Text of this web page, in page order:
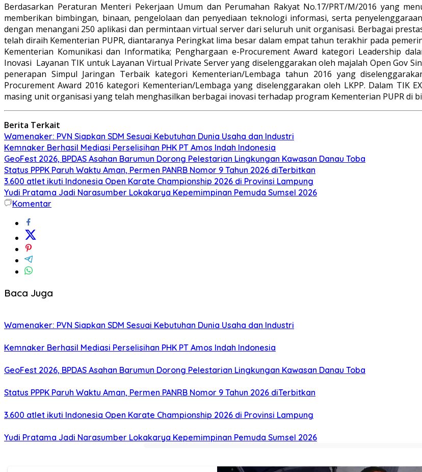
Berdasarkan Peraturan Menteri Pekerjaan Umum dan Perumahan Rakyat No.17/PRT/M/2016 yang
memberikan bimbingan, binaan, pengelolaan dan penyediaan teknologi informasi, serta
dengan menangani 250 aplikasi dan permintaan virtual server dari seluruh unit organisasi. Berbagai
telah diraih Kementerian PUPR, diantaranya Peringkat lima besar dalam empat tahun terakhir pada
Kementerian Komunikasi dan Informatika; Penghargaan e-Procurement Award kategori Leadership
Inovasi Layanan TIK untuk Layanan Virtual Private Server yang diselenggarakan oleh majalah Open Gov
penerapan Simpul Jaringan Terbaik kategori Kementerian/Lembaga tahun 2016 yang
Procurement Award 2016 kategori Kementerian/Lembaga yang diselenggarakan oleh LKPP. Dalam TIK
masing unit organisasi yang telah menghasilkan berbagai inovasi terhadap program Kementerian PUPR di
Berita Terkait
Wamenaker: PVN Siapkan SDM Sesuai Kebutuhan Dunia Usaha dan Industri
Kemnaker Berhasil Mediasi Perselisihan PHK PT Amos Indah Indonesia
GeoFest 2026, BPDAS Asahan Barumun Dorong Pelestarian Lingkungan Kawasan Danau Toba
Status PPPK Paruh Waktu Aman, Permen PANRB Nomor 9 Tahun 2026 diTerbitkan
3.600 atlet ikuti Indonesia Open Karate Championship 2026 di Provinsi Lampung
Yudi Pratama Jadi Narasumber Lokakarya Kepemimpinan Pemuda Sumsel 2026
Komentar
Baca Juga
Wamenaker: PVN Siapkan SDM Sesuai Kebutuhan Dunia Usaha dan Industri
Kemnaker Berhasil Mediasi Perselisihan PHK PT Amos Indah Indonesia
GeoFest 2026, BPDAS Asahan Barumun Dorong Pelestarian Lingkungan Kawasan Danau Toba
Status PPPK Paruh Waktu Aman, Permen PANRB Nomor 9 Tahun 2026 diTerbitkan
3.600 atlet ikuti Indonesia Open Karate Championship 2026 di Provinsi Lampung
Yudi Pratama Jadi Narasumber Lokakarya Kepemimpinan Pemuda Sumsel 2026